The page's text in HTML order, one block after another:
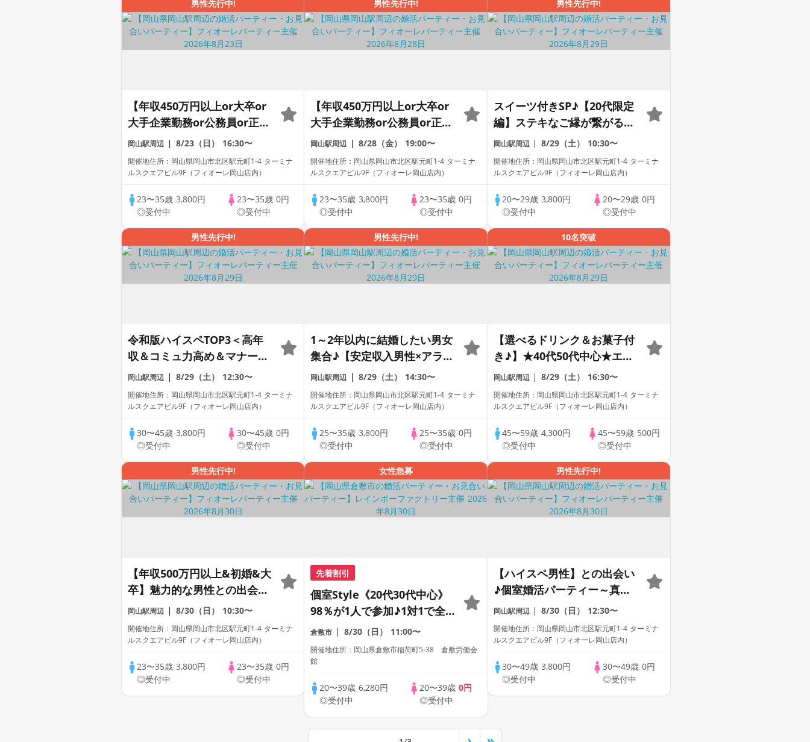
男性先行中!
【年収450万円以上or大卒or
大手企業勤務or公務員or正社
員の包容力のある】男性との
出会い♪個室婚活パーティー
～真剣な出会い～
岡山駅周辺 8/23（日） 16:30〜
開催地住所：岡山県岡山市北区駅元町1-4 ターミナ
ルスクエアビル9F（フィオーレ岡山店内）
23〜35歳 3,800円
◎受付中
23〜35歳 0円
◎受付中
男性先行中!
【年収450万円以上or大卒or
大手企業勤務or公務員or正社
員の包容力のある】男性との
出会い♪個室婚活パーティー
～真剣な出会い～
岡山駅周辺 8/28（金） 19:00〜
開催地住所：岡山県岡山市北区駅元町1-4 ターミナ
ルスクエアビル9F（フィオーレ岡山店内）
23〜35歳 3,800円
◎受付中
23〜35歳0円
◎受付中
男性先行中!
スイーツ付きSP♪【20代限定
編】ステキなご縁が繋がる
【個室】婚活パーティー～真
剣な出会い～
岡山駅周辺 8/29（土） 10:30〜
開催地住所：岡山県岡山市北区駅元町1-4 ターミナ
ルスクエアビル9F（フィオーレ岡山店内）
20〜29歳3,800円
◎受付中
20〜29歳 0円
◎受付中
男性先行中!
令和版ハイスペTOP3＜高年
収＆コミュ力高め＆マナーが
いい＞男性集合編【個室】婚
活パーティー～真剣な出会い
～
岡山駅周辺 8/29（土） 12:30〜
開催地住所：岡山県岡山市北区駅元町1-4 ターミナ
ルスクエアビル9F（フィオーレ岡山店内）
30〜45歳 3,800円
◎受付中
30〜45歳 0円
◎受付中
男性先行中!
1～2年以内に結婚したい男女
集合♪【安定収入男性×アラサ
ー編】個室婚活パーティー～
真剣な出会い～
岡山駅周辺 8/29（土） 14:30〜
開催地住所：岡山県岡山市北区駅元町1-4 ターミナ
ルスクエアビル9F（フィオーレ岡山店内）
25〜35歳 3,800円
◎受付中
25〜35歳0円
◎受付中
10名突破
【選べるドリンク＆お菓子付
き♪】★40代50代中心★エグ
ゼクティブ男性編【個室】婚
活パーティー～真剣な出会い
～
岡山駅周辺 8/29（土） 16:30〜
開催地住所：岡山県岡山市北区駅元町1-4 ターミナ
ルスクエアビル9F（フィオーレ岡山店内）
45〜59歳4,300円
◎受付中
45〜59歳 500円
◎受付中
男性先行中!
【年収500万円以上&初婚&大
卒】魅力的な男性との出会い
♪【個室】婚活パーティー～
真剣な出会い～
岡山駅周辺 8/30（日） 10:30〜
開催地住所：岡山県岡山市北区駅元町1-4 ターミナ
ルスクエアビル9F（フィオーレ岡山店内）
23〜35歳 3,800円
◎受付中
23〜35歳 0円
◎受付中
女性急募
先着割引
個室Style《20代30代中心》
98％が1人で参加♪1対1で全
員トーク☆誠実な方への婚活
パーティー
倉敷市 8/30（日） 11:00〜
開催地住所：岡山県倉敷市稲荷町5‐38 倉敷労働会
館
20〜39歳 6,280円
◎受付中
20〜39歳0円
◎受付中
男性先行中!
【ハイスペ男性】との出会い
♪個室婚活パーティー～真剣
な出会い～
岡山駅周辺 8/30（日） 12:30〜
開催地住所：岡山県岡山市北区駅元町1-4 ターミナ
ルスクエアビル9F（フィオーレ岡山店内）
30〜49歳3,800円
◎受付中
30〜49歳 0円
◎受付中